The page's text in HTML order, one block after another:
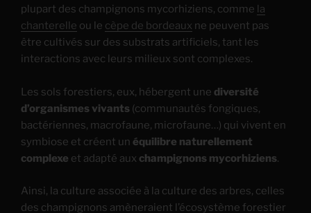
plupart des champignons mycorhiziens, comme la
chanterelle ou le cèpe de bordeaux ne peuvent pas
être cultivés sur des substrats artificiels, tant les
interactions avec leurs milieux sont complexes.
Les sols forestiers, eux, hébergent une diversité
d’organismes vivants (communautés fongiques,
bactériennes, macrofaune, microfaune…) qui vivent en
symbiose et créent un équilibre naturellement
complexe et adapté aux champignons mycorhiziens.
Ainsi, la culture associée à la culture des arbres, celles
des champignons amèneraient l’écosystème forestier